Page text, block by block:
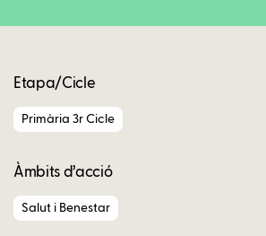
Etapa/Cicle
Primària 3r Cicle
Àmbits d’acció
Salut i Benestar